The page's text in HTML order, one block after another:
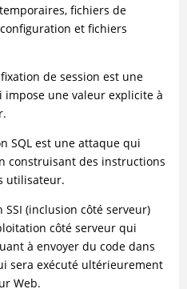
fichiers de
et fichiers
de session est une
une valeur explicite à
SQL est une attaque qui
construisant des instructions
utilisateur.
SSI (inclusion côté serveur)
côté serveur qui
à envoyer du code dans
sera exécuté ultérieurement
Web.